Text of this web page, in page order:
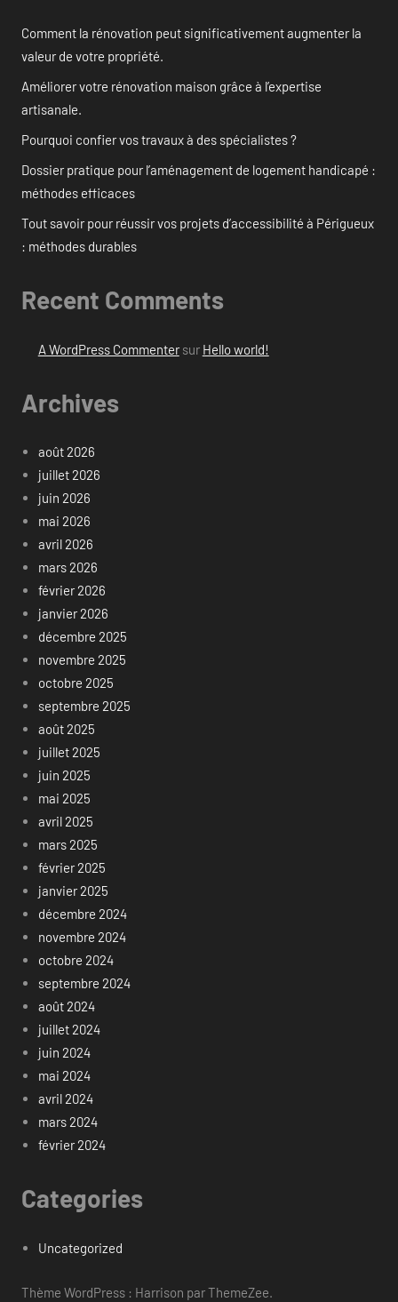
Comment la rénovation peut significativement augmenter la
valeur de votre propriété.
Améliorer votre rénovation maison grâce à l’expertise
artisanale.
Pourquoi confier vos travaux à des spécialistes ?
Dossier pratique pour l’aménagement de logement handicapé :
méthodes efficaces
Tout savoir pour réussir vos projets d’accessibilité à Périgueux
: méthodes durables
Recent Comments
A WordPress Commentersur Hello world!
Archives
août 2026
juillet 2026
juin 2026
mai 2026
avril 2026
mars 2026
février 2026
janvier 2026
décembre 2025
novembre 2025
octobre 2025
septembre 2025
août 2025
juillet 2025
juin 2025
mai 2025
avril 2025
mars 2025
février 2025
janvier 2025
décembre 2024
novembre 2024
octobre 2024
septembre 2024
août 2024
juillet 2024
juin 2024
mai 2024
avril 2024
mars 2024
février 2024
Categories
Uncategorized
Thème WordPress : Harrison par ThemeZee.